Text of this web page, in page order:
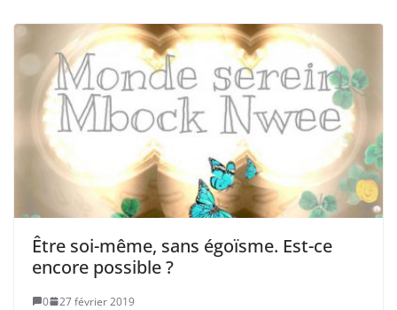
Être soi-même, sans égoïsme. Est-ce
encore possible ?
0 27 février 2019